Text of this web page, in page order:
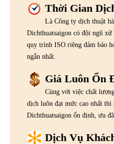
Thời Gian
Là Công ty dịch thuật
Dichthuatsaigon có đội ngũ
quy trình ISO riêng đảm bảo
ngắn nhất.
Giá Luôn Ổn
Cùng với việc chất
dịch luôn đạt mức cao nhất thì
Dichthuatsaigon ổn định, ưu
Dịch Vụ